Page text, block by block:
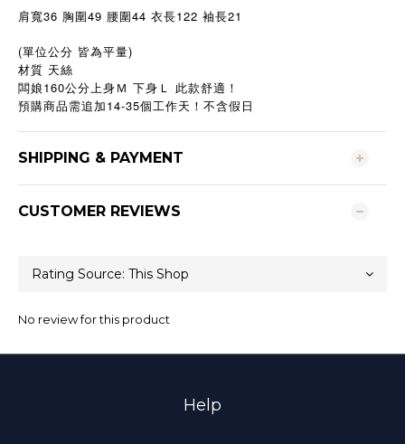
肩寬36 胸圍 49 腰圍 44 衣長122 袖長21
(單位公分 皆為平量)
材質 天絲
闆娘 160公分上身Ｍ 下身Ｌ 此款舒適！
預購商品需追加14-35個工作天！不含假日
SHIPPING & PAYMENT
CUSTOMER REVIEWS
No review for this product
Help